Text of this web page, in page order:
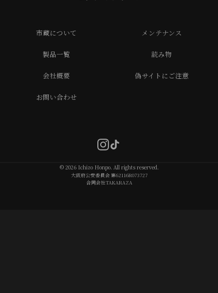
市蔵について メンテナンス
製品一覧 読み物
会社概要 偽サイトにご注意
お問い合わせ
© 2026 Ichizo Honpo. All rights reserved.
大阪府公安委員会 第62116R073727
合同会社TAKARAZA